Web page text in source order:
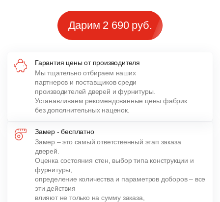
Дарим 2 690 руб.
Гарантия цены от производителя
Мы тщательно отбираем наших
партнеров и поставщиков среди
производителей дверей и фурнитуры.
Устанавливаем рекомендованные цены фабрик
без дополнительных наценок.
Замер - бесплатно
Замер – это самый ответственный этап заказа
дверей.
Оценка состояния стен, выбор типа конструкции и
фурнитуры,
определение количества и параметров доборов – все
эти действия
влияют не только на сумму заказа,